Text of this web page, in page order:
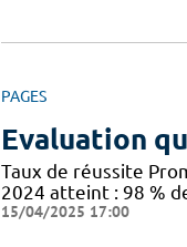
PAGES
Evaluation
Taux de réussite
2024 atteint : 98 %
15/04/2025 17:00